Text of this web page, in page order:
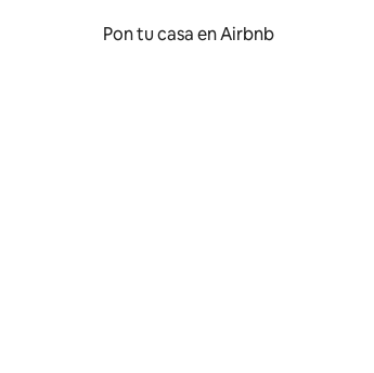
Pon tu casa en Airbnb